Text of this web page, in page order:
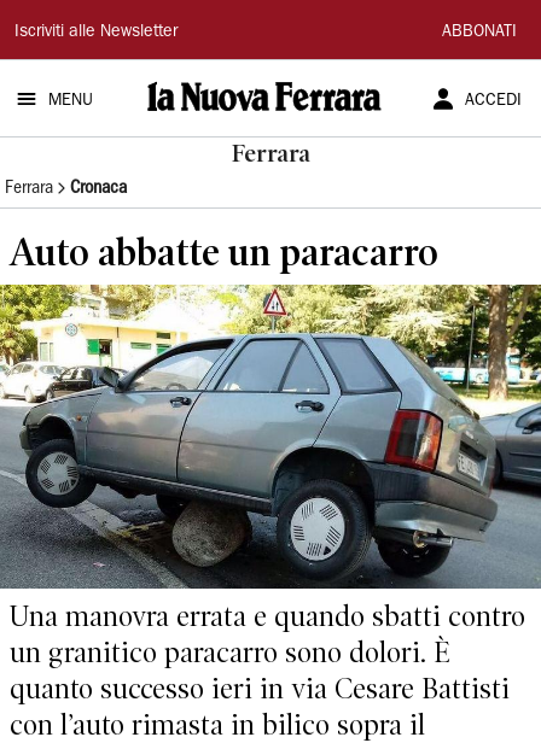
La
Nuova
Ferrara
Iscriviti alle Newsletter ABBONATI
MENU ACCEDI
Ferrara
Ferrara Cronaca
Auto abbatte un paracarro
Una manovra errata e quando sbatti contro
un granitico paracarro sono dolori. È
quanto successo ieri in via Cesare Battisti
con l’auto rimasta in bilico sopra il